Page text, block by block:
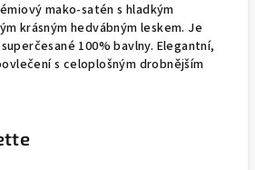
mako-satén s hladkým
krásným hedvábným leskem. Je
100% bavlny. Elegantní,
s celoplošným drobnějším